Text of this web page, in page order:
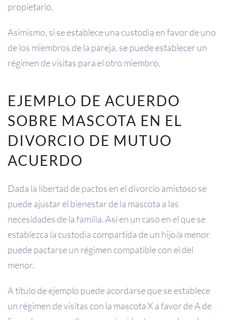
propietario.
Asimismo, si se establece una custodia en favor de uno
de los miembros de la pareja, se puede establecer un
régimen de visitas para el otro miembro.
EJEMPLO DE ACUERDO
SOBRE MASCOTA EN EL
DIVORCIO DE MUTUO
ACUERDO
Dada la libertad de pactos en el divorcio amistoso se
puede ajustar el bienestar de la mascota a las
necesidades de la familia. Así en un caso en el que se
establezca la custodia compartida de un hijo/a menor
puede pactarse un régimen compatible con el del
menor.
A título de ejemplo puede acordarse que se establece
un régimen de visitas con la mascota X a favor de A de